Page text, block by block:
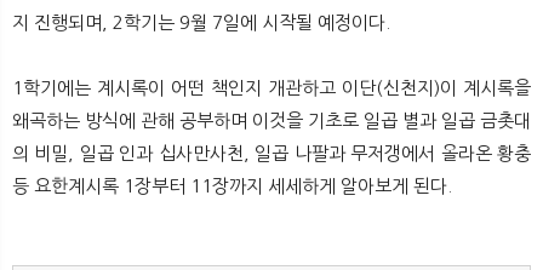
지 진행되며, 2학기는 9월 7일에 시작될 예정이다.
1학기에는 계시록이 어떤 책인지 개관하고 이단(신천지)이 계시록을
왜곡하는 방식에 관해 공부하며 이것을 기초로 일곱 별과 일곱 금촛대
의 비밀, 일곱 인과 십사만사천, 일곱 나팔과 무저갱에서 올라온 황충
등 요한계시록 1장부터 11장까지 세세하게 알아보게 된다.